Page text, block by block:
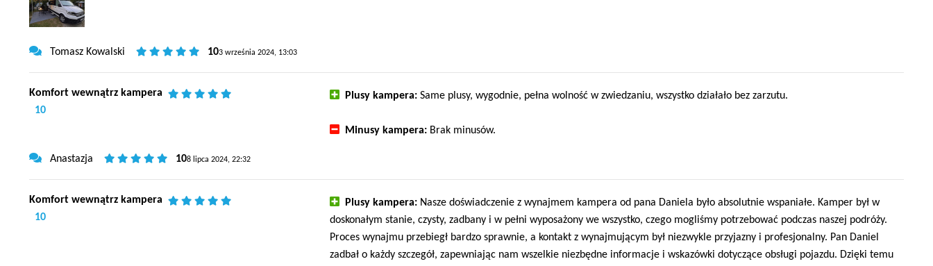
Tomasz Kowalski 103 września 2024, 13:03
Komfort wewnątrz kampera
10
Plusy kampera: Same plusy, wygodnie, pełna wolność w zwiedzaniu, wszystko działało bez zarzutu.
Minusy kampera: Brak minusów.
Anastazja 108 lipca 2024, 22:32
Komfort wewnątrz kampera
10
Plusy kampera: Nasze doświadczenie z wynajmem kampera od pana Daniela było absolutnie wspaniałe. Kamper był w
doskonałym stanie, czysty, zadbany i w pełni wyposażony we wszystko, czego mogliśmy potrzebować podczas naszej podróży.
Proces wynajmu przebiegł bardzo sprawnie, a kontakt z wynajmującym był niezwykle przyjazny i profesjonalny. Pan Daniel
zadbał o każdy szczegół, zapewniając nam wszelkie niezbędne informacje i wskazówki dotyczące obsługi pojazdu. Dzięki temu